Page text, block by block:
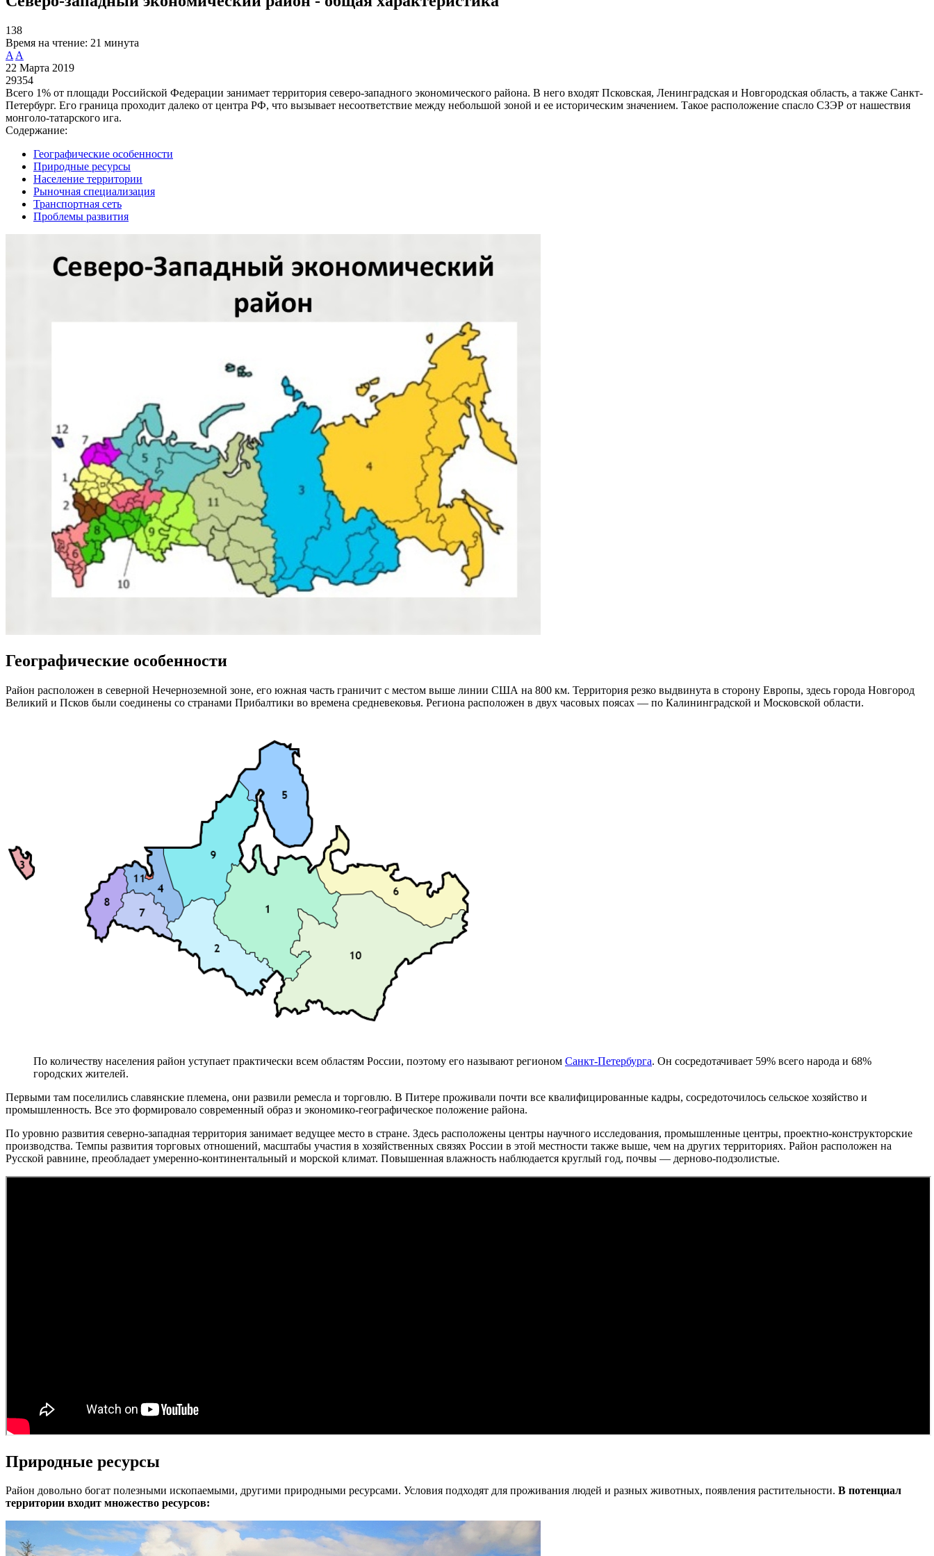
138
Время на чтение: 21 минута
A A
22 Марта 2019
29354
Всего 1% от площади Российской Федерации занимает территория северо-западного экономического района. В него входят Псковская, Ленинградская и Новгородская область, а также Санкт-
Петербург. Его граница проходит далеко от центра РФ, что вызывает несоответствие между небольшой зоной и ее историческим значением. Такое расположение спасло СЗЭР от нашествия
монголо-татарского ига.
Содержание:
Географические особенности
Природные ресурсы
Население территории
Рыночная специализация
Транспортная сеть
Проблемы развития
Географические особенности
Район расположен в северной Нечерноземной зоне, его южная часть граничит с местом выше линии США на 800 км. Территория резко выдвинута в сторону Европы, здесь города Новгород
Великий и Псков были соединены со странами Прибалтики во времена средневековья. Региона расположен в двух часовых поясах — по Калининградской и Московской области.
По количеству населения район уступает практически всем областям России, поэтому его называют регионом Санкт-Петербурга. Он сосредотачивает 59% всего народа и 68%
городских жителей.
Первыми там поселились славянские племена, они развили ремесла и торговлю. В Питере проживали почти все квалифицированные кадры, сосредоточилось сельское хозяйство и
промышленность. Все это формировало современный образ и экономико-географическое положение района.
По уровню развития северно-западная территория занимает ведущее место в стране. Здесь расположены центры научного исследования, промышленные центры, проектно-конструкторские
производства. Темпы развития торговых отношений, масштабы участия в хозяйственных связях России в этой местности также выше, чем на других территориях. Район расположен на
Русской равнине, преобладает умеренно-континентальный и морской климат. Повышенная влажность наблюдается круглый год, почвы — дерново-подзолистые.
Природные ресурсы
Район довольно богат полезными ископаемыми, другими природными ресурсами. Условия подходят для проживания людей и разных животных, появления растительности. В потенциал
территории входит множество ресурсов: